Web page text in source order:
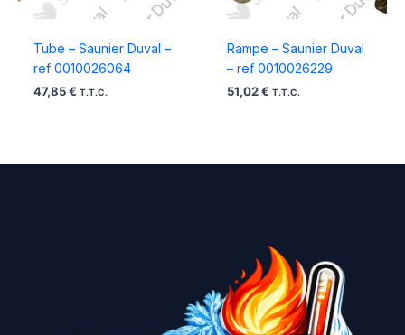
Tube – Saunier Duval –
ref 0010026064
47,85 € T.T.C.
Rampe – Saunier Duval
– ref 0010026229
51,02 € T.T.C.